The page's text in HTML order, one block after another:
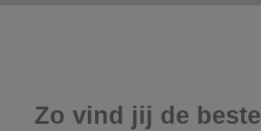
Zo vind jij de beste